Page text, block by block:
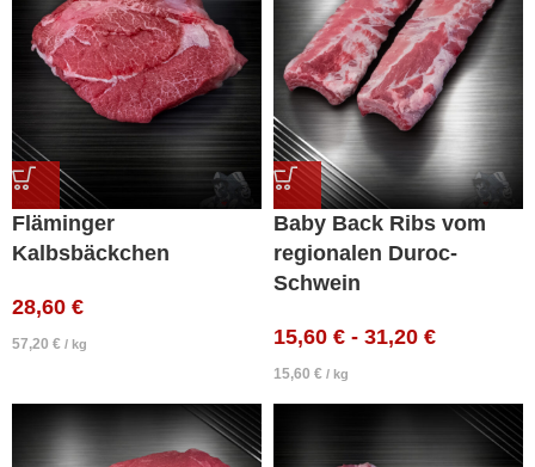
Fläminger
Kalbsbäckchen
28,60 €
57,20 € / kg
Baby Back Ribs vom
regionalen Duroc-
Schwein
15,60 € - 31,20 €
15,60 € / kg